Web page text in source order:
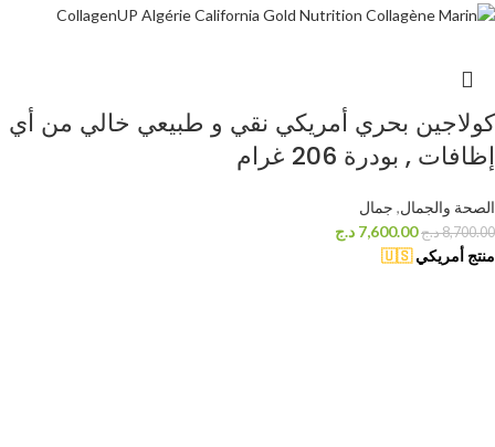
كولاجين بحري أمريكي نقي و طبيعي خالي من أي
إظافات , بودرة 206 غرام
الصحة والجمال, جمال
8,700.00د.ج 7,600.00 د.ج
منتج أمريكي🇺🇸